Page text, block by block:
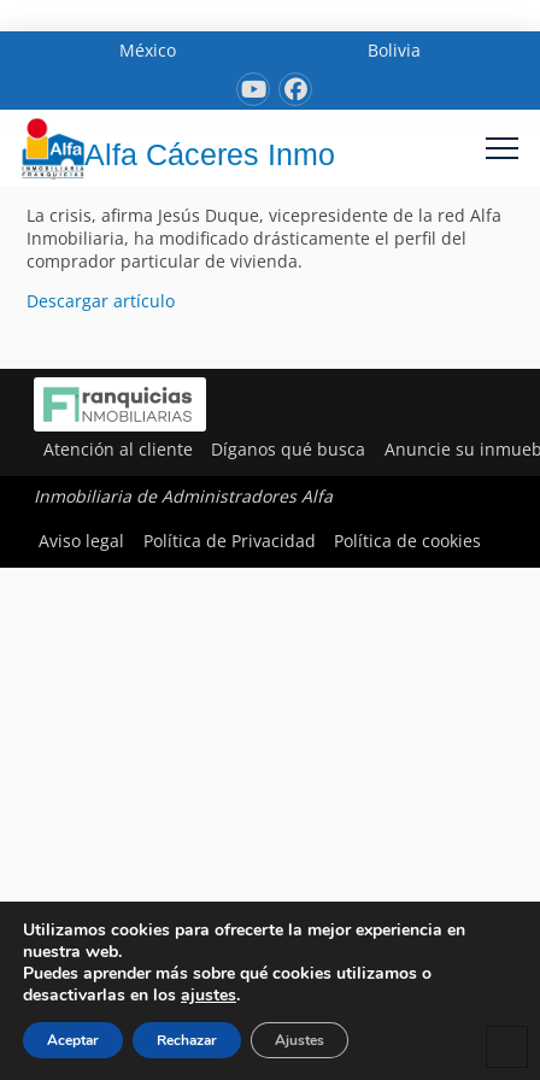
México Bolivia
Alfa Cáceres Inmo
La crisis, afirma Jesús Duque, vicepresidente de la red Alfa
Inmobiliaria, ha modificado drásticamente el perfil del
comprador particular de vivienda.
Descargar artículo
Atención al cliente Díganos qué busca Anuncie su
Inmobiliaria de Administradores Alfa
Aviso legal
Política de Privacidad Política de cookies
Utilizamos cookies para ofrecerte la mejor experiencia en
nuestra web.
Puedes aprender más sobre qué cookies utilizamos o
desactivarlas en los ajustes.
Aceptar Rechazar Ajustes